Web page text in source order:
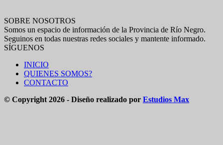
SOBRE NOSOTROS
Somos un espacio de información de la Provincia de Río Negro.
Seguinos en todas nuestras redes sociales y mantente informado.
SÍGUENOS
INICIO
QUIENES SOMOS?
CONTACTO
© Copyright 2026 - Diseño realizado por Estudios Max